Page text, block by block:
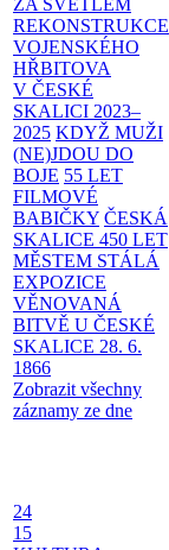
ZA SVĚTLEM
REKONSTRUKCE
VOJENSKÉHO
HŘBITOVA
V ČESKÉ
SKALICI 2023–
2025 KDYŽ MUŽI
(NE)JDOU DO
BOJE 55 LET
FILMOVÉ
BABIČKY ČESKÁ
SKALICE 450 LET
MĚSTEM STÁLÁ
EXPOZICE
VĚNOVANÁ
BITVĚ U ČESKÉ
SKALICE 28. 6.
1866
Zobrazit všechny
záznamy ze dne
24
15